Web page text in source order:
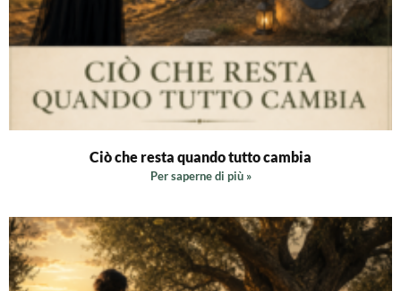
Ciò che resta quando tutto cambia
Per saperne di più »